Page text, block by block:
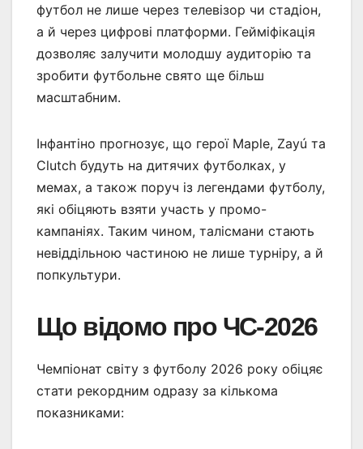
футбол не лише через телевізор чи стадіон,
а й через цифрові платформи. Гейміфікація
дозволяє залучити молодшу аудиторію та
зробити футбольне свято ще більш
масштабним.
Інфантіно прогнозує, що герої Maple, Zayú та
Clutch будуть на дитячих футболках, у
мемах, а також поруч із легендами футболу,
які обіцяють взяти участь у промо-
кампаніях. Таким чином, талісмани стають
невіддільною частиною не лише турніру, а й
попкультури.
Що відомо про ЧС-2026
Чемпіонат світу з футболу 2026 року обіцяє
стати рекордним одразу за кількома
показниками: